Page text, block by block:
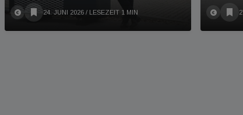
24. JUNI 2026 / LESEZEIT 1 MIN